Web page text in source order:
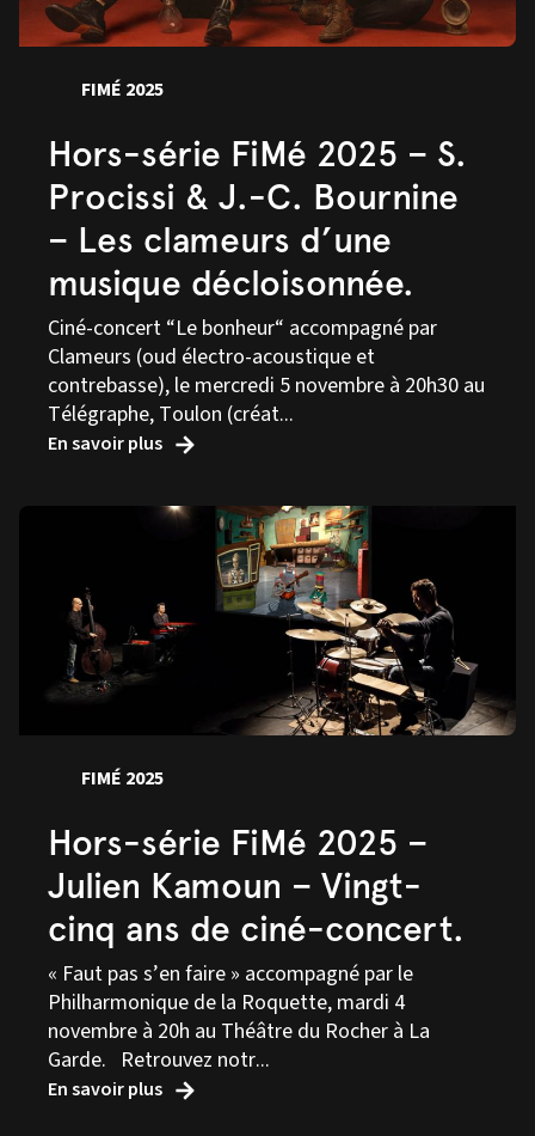
FIMÉ 2025
Hors-série FiMé 2025 – S.
Procissi & J.-C. Bournine
– Les clameurs d’une
musique décloisonnée.
Ciné-concert “Le bonheur“ accompagné par
Clameurs (oud électro-acoustique et
contrebasse), le mercredi 5 novembre à 20h30 au
Télégraphe, Toulon (créat...
En savoir plus
FIMÉ 2025
Hors-série FiMé 2025 –
Julien Kamoun – Vingt-
cinq ans de ciné-concert.
« Faut pas s’en faire » accompagné par le
Philharmonique de la Roquette, mardi 4
novembre à 20h au Théâtre du Rocher à La
Garde. Retrouvez notr...
En savoir plus